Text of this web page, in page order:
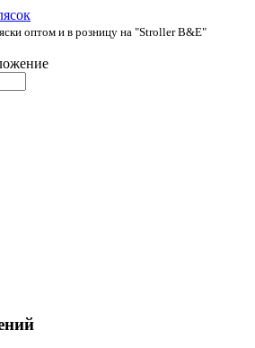
оптом и в розницу на "Stroller B&E"